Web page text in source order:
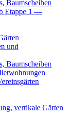
Baumscheiben
Etappe 1 —
und
Baumscheiben
vertikale Gärten